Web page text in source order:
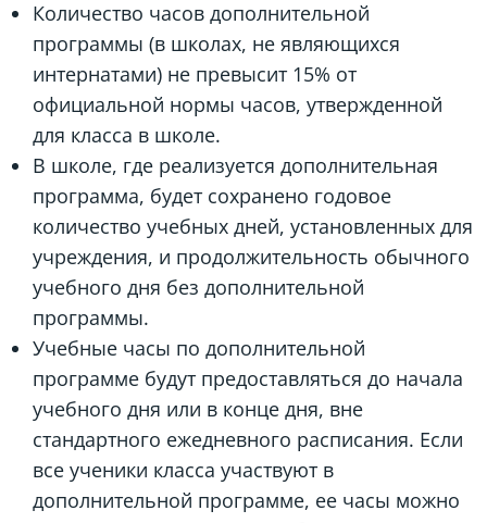
Количество часов дополнительной
программы (в школах, не являющихся
интернатами) не превысит 15% от
официальной нормы часов, утвержденной
для класса в школе.
В школе, где реализуется дополнительная
программа, будет сохранено годовое
количество учебных дней, установленных для
учреждения, и продолжительность обычного
учебного дня без дополнительной
программы.
Учебные часы по дополнительной
программе будут предоставляться до начала
учебного дня или в конце дня, вне
стандартного ежедневного расписания. Если
все ученики класса участвуют в
дополнительной программе, ее часы можно